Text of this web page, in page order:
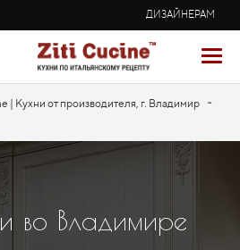
ДИЗАЙНЕРАМ
| Кухни от производителя, г. Владимир -
во Владимире